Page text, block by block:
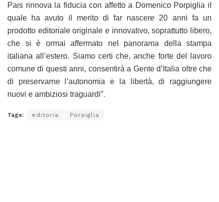
Pais rinnova la fiducia con affetto a Domenico Porpiglia il
quale ha avuto il merito di far nascere 20 anni fa un
prodotto editoriale originale e innovativo, soprattutto libero,
che si è ormai affermato nel panorama della stampa
italiana all’estero. Siamo certi che, anche forte del lavoro
comune di questi anni, consentirà a Gente d’Italia oltre che
di preservarne l’autonomia e la libertà, di raggiungere
nuovi e ambiziosi traguardi”.
Tags: editoria Porpiglia